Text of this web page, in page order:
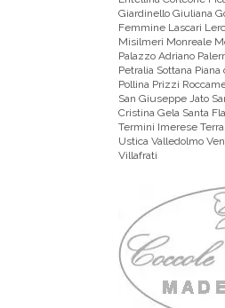
Giardinello Giuliana
Femmine Lascari
Misilmeri Monreale
Palazzo Adriano
Petralia Sottana
Pollina Prizzi
San Giuseppe Jato
Cristina Gela Santa
Termini Imerese
Ustica Valledolmo
Villafrati